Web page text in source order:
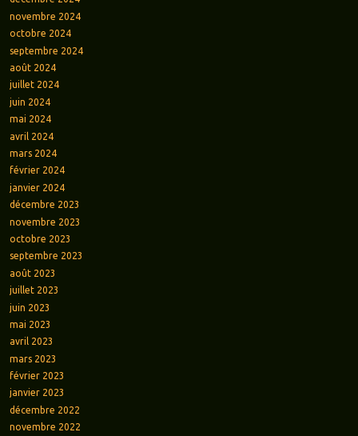
novembre 2024
octobre 2024
septembre 2024
août 2024
juillet 2024
juin 2024
mai 2024
avril 2024
mars 2024
février 2024
janvier 2024
décembre 2023
novembre 2023
octobre 2023
septembre 2023
août 2023
juillet 2023
juin 2023
mai 2023
avril 2023
mars 2023
février 2023
janvier 2023
décembre 2022
novembre 2022